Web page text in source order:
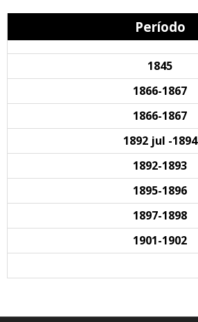
Período
1845
1866-1867
1866-1867
1892 jul -1894
1892-1893
1895-1896
1897-1898
1901-1902